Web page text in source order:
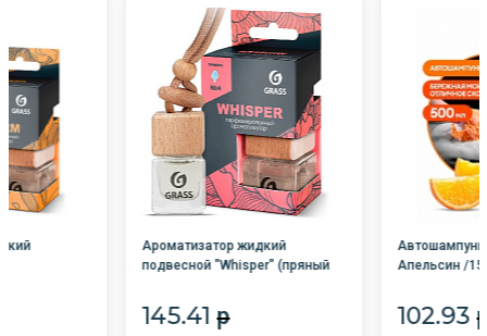
Ароматизатор жидкий
подвесной "Whisper" (пряный
145.41 p
Автошампунь
Апельсин /
102.93